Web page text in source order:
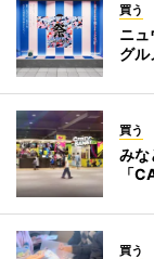
買う
ニ
グル
買う
みな
「
買う